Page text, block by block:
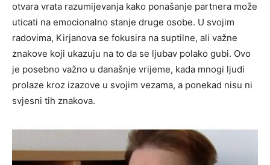
otvara vrata razumijevanja kako ponašanje partnera može
uticati na emocionalno stanje druge osobe. U svojim
radovima, Kirjanova se fokusira na suptilne, ali važne
znakove koji ukazuju na to da se ljubav polako gubi. Ovo
je posebno važno u današnje vrijeme, kada mnogi ljudi
prolaze kroz izazove u svojim vezama, a ponekad nisu ni
svjesni tih znakova.